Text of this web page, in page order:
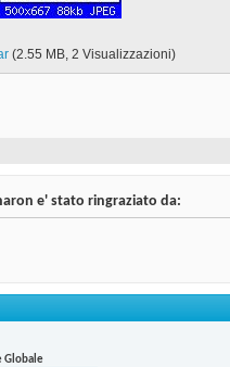
(2.55 MB, 2 Visualizzazioni)
e' stato ringraziato da:
Globale